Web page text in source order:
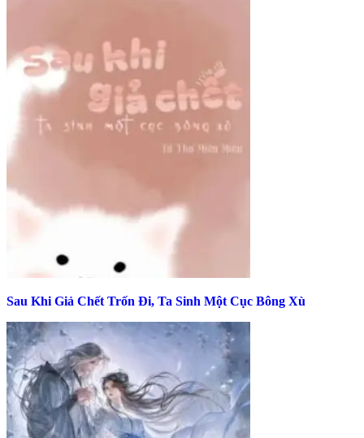
Sau Khi Giả Chết Trốn Đi, Ta Sinh Một Cục Bông Xù